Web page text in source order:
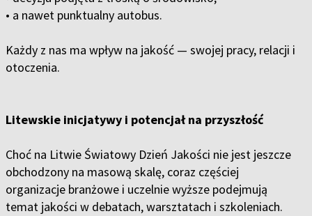
• a nawet punktualny autobus.
Każdy z nas ma wpływ na jakość — swojej pracy, relacji i
otoczenia.
Litewskie inicjatywy i potencjał na przyszłość
Choć na Litwie Światowy Dzień Jakości nie jest jeszcze
obchodzony na masową skalę, coraz częściej
organizacje branżowe i uczelnie wyższe podejmują
temat jakości w debatach, warsztatach i szkoleniach.